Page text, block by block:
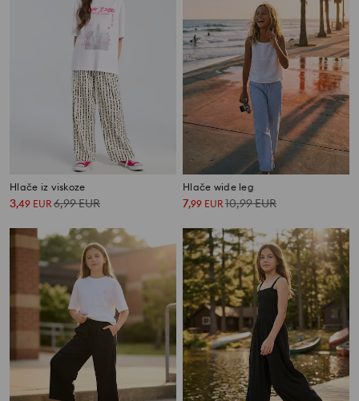
Hlače iz viskoze
3,49 EUR6,99EUR
Hlače wide leg
7,99 EUR10,99EUR